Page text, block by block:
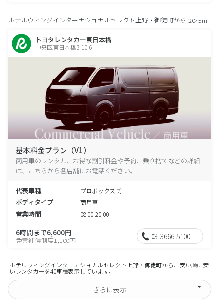
ホテルウィングインターナショナルセレクト上野・御徒町から 2045m
トヨタレンタカー東日本橋
中央区東日本橋3-10-6
基本料金プラン（V1）
商用車のレンタル、お得な割引料金や予約、乗り捨てなどの詳細
は、こちらから各店舗にお電話ください。
代表車種 プロボックス 等
ボディタイプ 商用車
営業時間 08:00-20:00
6時間まで6,600円
免責補償制度1,100円 03-3666-5100
ホテルウィングインターナショナルセレクト上野・御徒町から、安い順に安
いレンタカーを40車種表示しています。
さらに表示